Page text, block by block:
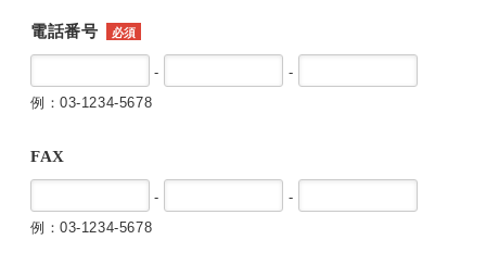
電話番号 必須
-
-
例：03-1234-5678
FAX
-
-
例：03-1234-5678